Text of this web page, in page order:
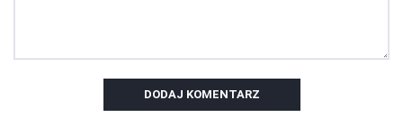
DODAJ KOMENTARZ